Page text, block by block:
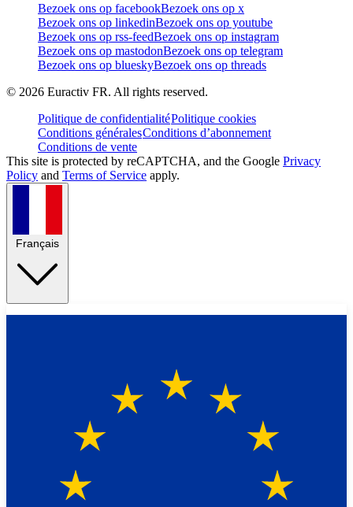
Bezoek ons op facebookBezoek ons op x
Bezoek ons op linkedinBezoek ons op youtube
Bezoek ons op rss-feedBezoek ons op instagram
Bezoek ons op mastodonBezoek ons op telegram
Bezoek ons op blueskyBezoek ons op threads
© 2026 Euractiv FR. All rights reserved.
Politique de confidentialitéPolitique cookies
Conditions généralesConditions d’abonnement
Conditions de vente
This site is protected by reCAPTCHA, and the Google Privacy
Policy and Terms of Service apply.
Français